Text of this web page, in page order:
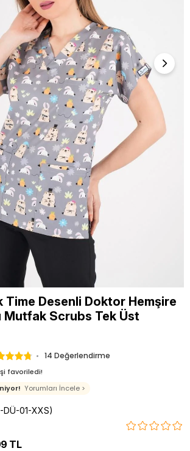
Time Desenli Doktor Hemşire
Mutfak Scrubs Tek Üst
14 Değerlendirme
favoriledi!
Yorumları İncele >
DÜ-01-XXS)
TL